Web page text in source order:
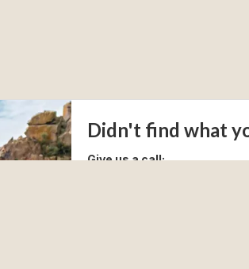
Didn't find what
Give us a call: